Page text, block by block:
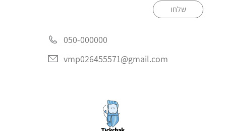
שלחו
050-000000
vmp026455571@gmail.com